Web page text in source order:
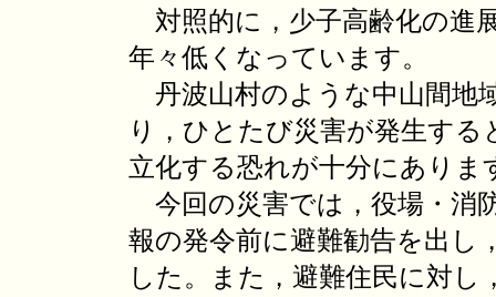
対照的に，少子高齢化の進
年々低くなっています。
丹波山村のような中山間地
り，ひとたび災害が発生す
立化する恐れが十分にありま
今回の災害では，役場・消
報の発令前に避難勧告を出し
した。また，避難住民に対